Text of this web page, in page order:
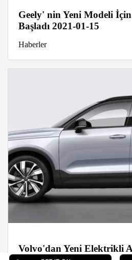
Geely' nin Yeni Modeli İçin
Başladı 2021-01-15
Haberler
Volvo'dan Yeni Elektrikli